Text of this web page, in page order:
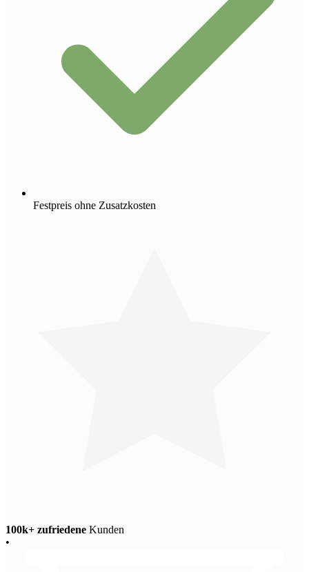
Festpreis ohne Zusatzkosten
100k+ zufriedene Kunden
•